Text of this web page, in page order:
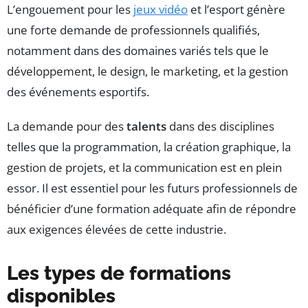
L’engouement pour les jeux vidéo et l’esport génère
une forte demande de professionnels qualifiés,
notamment dans des domaines variés tels que le
développement, le design, le marketing, et la gestion
des événements esportifs.
La demande pour destalents dans des disciplines
telles que la programmation, la création graphique, la
gestion de projets, et la communication est en plein
essor. Il est essentiel pour les futurs professionnels de
bénéficier d’une formation adéquate afin de répondre
aux exigences élevées de cette industrie.
Les types de formations
disponibles